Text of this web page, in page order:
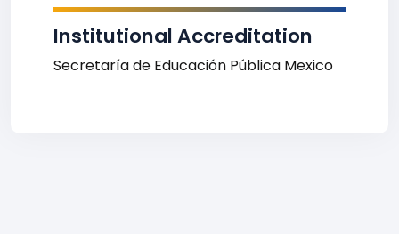
Institutional Accreditation
Secretaría de Educación Pública Mexico